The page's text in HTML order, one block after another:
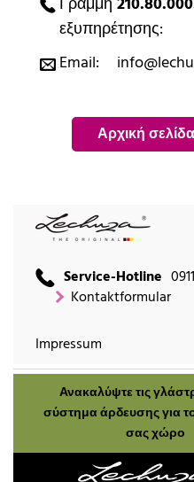
εξυπηρέτησης:
Email:
Αρχική σελίδα
Service-Hotline
Kontaktformular
Impressum
Ανακαλύψτε τις
σύστημα άρδευσης για
σας χώρο